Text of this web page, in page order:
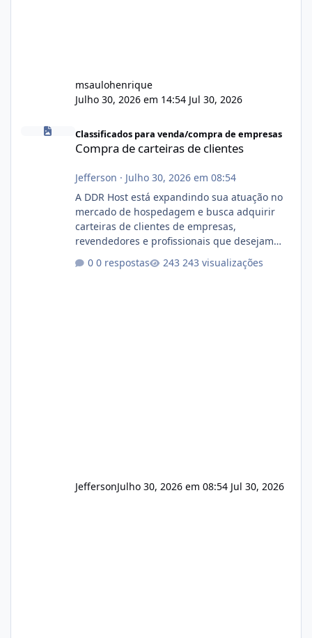
msaulohenrique
Julho 30, 2026 em 14:54 Jul 30, 2026
Compra de carteiras de clientes
Classificados para venda/compra de empresas
Compra de carteiras de clientes
Jefferson · Julho 30, 2026 em 08:54
A DDR Host está expandindo sua atuação no
mercado de hospedagem e busca adquirir
carteiras de clientes de empresas,
revendedores e profissionais que desejam
encerrar suas atividades ou reduzir sua
operação. Se você possui clientes ativos de
0 respostas 243 visualizações
JeffersonJulho 30, 2026 em 08:54 Jul 30, 2026